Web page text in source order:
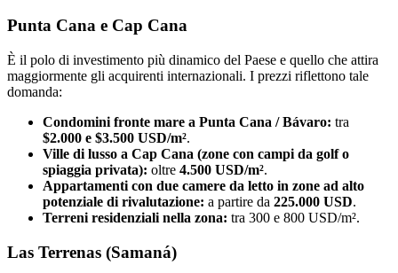
Punta Cana e Cap Cana
È il polo di investimento più dinamico del Paese e quello che attira
maggiormente gli acquirenti internazionali. I prezzi riflettono tale
domanda:
Condomini fronte mare a Punta Cana / Bávaro: tra
$2.000 e $3.500 USD/m².
Ville di lusso a Cap Cana (zone con campi da golf o
spiaggia privata): oltre 4.500 USD/m².
Appartamenti con due camere da letto in zone ad alto
potenziale di rivalutazione: a partire da 225.000 USD.
Terreni residenziali nella zona: tra 300 e 800 USD/m².
Las Terrenas (Samaná)